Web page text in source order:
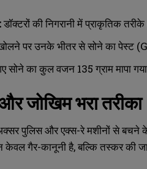
डॉक्टरों की निगरानी में प्राकृतिक
पर उनके भीतर से सोने का पेस्ट
सोने का कुल वजन 135 ग्राम मापा
जोखिम भरा तरीका
पुलिस और एक्स-रे मशीनों से बचने
गैर-कानूनी है, बल्कि तस्कर की